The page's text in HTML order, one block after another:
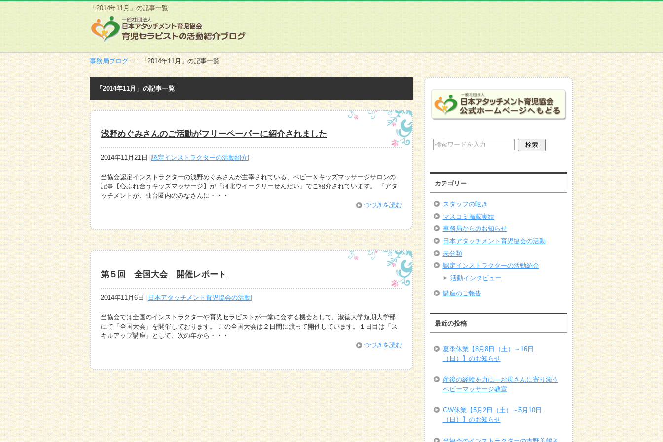
「2014年11月」の記事一覧
事務局ブログ 「2014年11月」の記事一覧
「2014年11月」の記事一覧
浅野めぐみさんのご活動がフリーペーパーに紹介されました
2014年11月21日 [認定インストラクターの活動紹介]
当協会認定インストラクターの浅野めぐみさんが主宰されている、ベビー＆キッズマッサージサロンの
記事【心ふれ合うキッズマッサージ】が「河北ウイークリーせんだい」でご紹介されています。 「アタ
ッチメントが、仙台圏内のみなさんに・・・
つづきを読む
第５回 全国大会 開催レポート
2014年11月6日 [ 日本アタッチメント育児協会の活動]
当協会では全国のインストラクターや育児セラピストが一堂に会する機会として、淑徳大学短期大学部
にて「全国大会」を開催しております。 この全国大会は２日間に渡って開催しています。１日目は「ス
キルアップ講座」として、次の年から・・・
つづきを読む
カテゴリー
スタッフの呟き
マスコミ掲載実績
事務局からのお知らせ
日本アタッチメント育児協会の活動
未分類
認定インストラクターの活動紹介
活動インタビュー
講座のご報告
最近の投稿
夏季休業【8月8日（土）～16日
（日）】のお知らせ
産後の経験を力に―お母さんに寄り添う
ベビーマッサージ教室
GW休業【5月2日（土）～5月10日
（日）】のお知らせ